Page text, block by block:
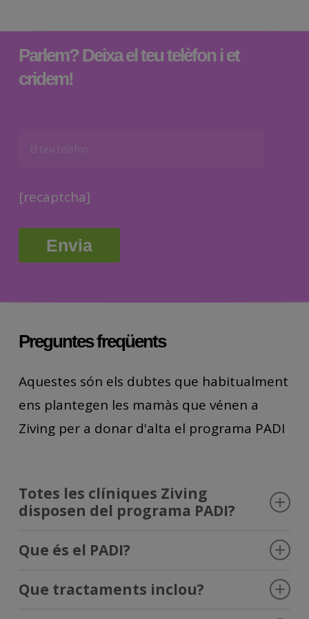
Parlem? Deixa el teu telèfon i et
cridem!
[recaptcha]
Preguntes freqüents
Aquestes són els dubtes que habitualment
ens plantegen les mamàs que vénen a
Ziving per a donar d'alta el programa PADI
Totes les clíniques Ziving
disposen del programa PADI?
No, consulta amb el teu centre Ziving la
Que és el PADI?
PADI
es un programa de atención dental
infantil destinado a todos los niños desde
Que tractaments inclou?